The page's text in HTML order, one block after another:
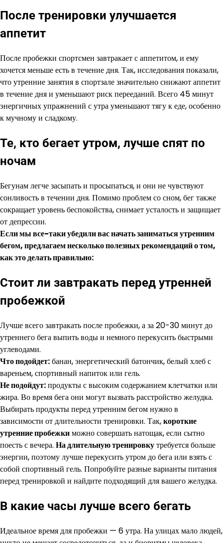
После тренировки улучшается
аппетит
После пробежки спортсмен завтракает с аппетитом, и ему
хочется меньше есть в течение дня. Так, исследования показали,
что утренние занятия в спортзале значительно снижают аппетит
в течение дня и уменьшают риск перееданий. Всего 45 минут
энергичных упражнений с утра уменьшают тягу к еде, особенно
к мучному и сладкому.
Те, кто бегает утром, лучше спят по
ночам
Бегунам легче засыпать и просыпаться, и они не чувствуют
сонливость в течении дня. Помимо проблем со сном, бег также
сокращает уровень беспокойства, снимает усталость и защищает
от депрессии.
Если мы все-таки убедили вас начать заниматься утренним
бегом, предлагаем несколько полезных рекомендаций о том,
как это делать правильно:
Стоит ли завтракать перед утренней
пробежкой
Лучше всего завтракать после пробежки, а за 20-30 минут до
утреннего бега выпить воды и немного перекусить быстрыми
углеводами.
Что подойдет:банан, энергетический батончик, белый хлеб с
вареньем, спортивный напиток или гель.
Не подойдут:продукты с высоким содержанием клетчатки или
жира. Во время бега они могут вызвать расстройство желудка.
Выбирать продукты перед утренним бегом нужно в
зависимости от длительности тренировки. Так,короткие
утренние пробежкиможно совершать натощак, если сытно
поесть с вечера. На длительную тренировкутребуется больше
энергии, поэтому лучше перекусить утром до бега или взять с
собой спортивный гель. Попробуйте разные варианты питания
перед тренировкой и найдите подходящий для вашего желудка.
В какие часы лучше всего бегать
Идеальное время для пробежки — 6 утра. На улицах мало людей,